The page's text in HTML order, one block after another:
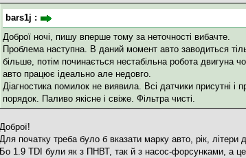
bars1j :
Доброї ночі, пишу вперше тому за неточності вибачте.
Проблема наступна. В даний момент авто заводиться
більше, потім починається нестабільна робота двигуна
авто працює ідеально але недовго.
Діагностика помилок не виявила. Всі датчики присутні
порядок. Паливо якісне і свіже. Фільтра чисті.
Доброї!
Для початку треба було б вказати марку авто, рік, літери
Бо 1.9 TDI були як з ПНВТ, так й з насос-форсунками, а це